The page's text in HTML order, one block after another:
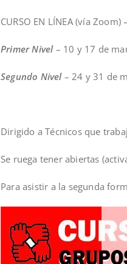
CURSO EN LÍNEA (vía Zoom)
Primer Nivel– 10 y 17 de
Segundo Nivel – 24 y 31 de
Dirigido a Técnicos que
Se ruega tener abiertas
Para asistir a la segunda